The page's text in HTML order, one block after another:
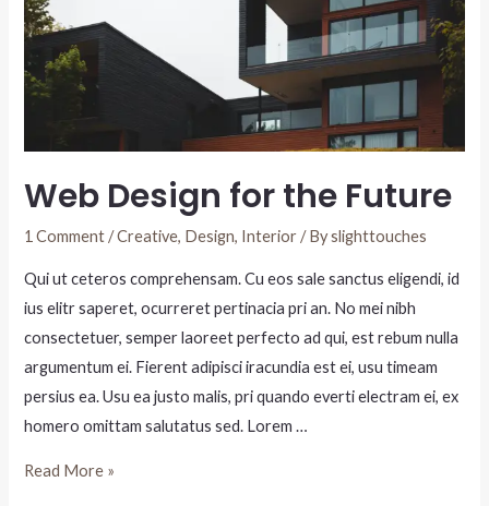
Web Design for the Future
1 Comment /Creative, Design, Interior/ Byslighttouches
Qui ut ceteros comprehensam. Cu eos sale sanctus eligendi, id
ius elitr saperet, ocurreret pertinacia pri an. No mei nibh
consectetuer, semper laoreet perfecto ad qui, est rebum nulla
argumentum ei. Fierent adipisci iracundia est ei, usu timeam
persius ea. Usu ea justo malis, pri quando everti electram ei, ex
homero omittam salutatus sed. Lorem …
Read More »